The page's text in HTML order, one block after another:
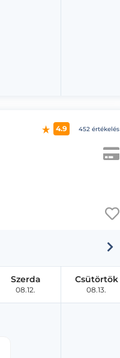
4.9 452 értékelés
Szerda
08.12.
Csütörtök
08.13.